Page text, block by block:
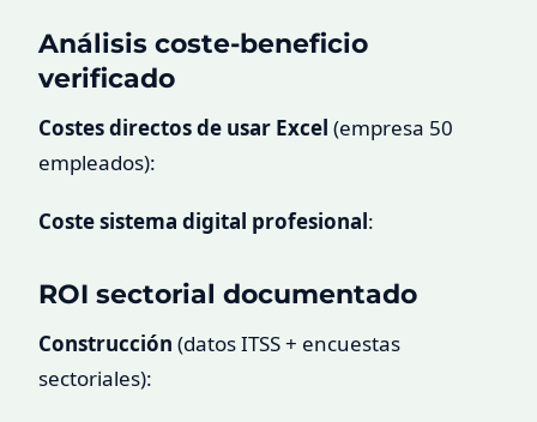
Análisis coste-beneficio
verificado
Costes directos de usar Excel (empresa 50
empleados):
Coste sistema digital profesional:
ROI sectorial documentado
Construcción (datos ITSS + encuestas
sectoriales):